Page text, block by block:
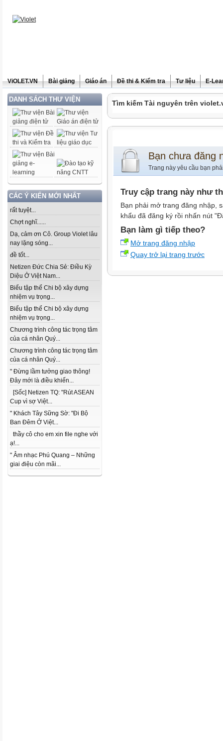
ViOLET.VN Bài giảng Giáo án Đề thi & Kiểm tra Tư liệu E-
DANH SÁCH THƯ VIỆN
CÁC Ý KIẾN MỚI NHẤT
rất tuyệt...
Chợt nghĩ......
Dạ, cảm ơn Cô. Group Violet lâu
nay lặng sóng...
đề tốt...
Netizen Đức Chia Sẻ: Điều Kỳ
Diệu Ở Việt Nam...
Biểu tập thể Chi bộ xây dựng
nhiệm vụ trọng...
Biểu tập thể Chi bộ xây dựng
nhiệm vụ trọng...
Chương trình công tác trọng tâm
của cá nhân Quý...
Chương trình công tác trọng tâm
của cá nhân Quý...
" Đừng lầm tưởng giao thông!
Đây mới là điều khiến...
[Sốc] Netizen TQ: "Rút ASEAN
Cup vì sợ Việt...
" Khách Tây Sững Sờ: "Đi Bộ
Ban Đêm Ở Việt...
thầy cô cho em xin file nghe với
ạ!...
" Âm nhạc Phú Quang – Những
giai điệu còn mãi...
Tìm kiếm Tài nguyên trên
Bạn chưa đăng
Trang này yêu cầu bạn
Truy cập trang này như
Bạn phải mở trang đăng nhập,
khẩu đã đăng ký rồi nhấn nút
Bạn làm gì tiếp theo?
Mở trang đăng nhập
Quay trở lại trang trước